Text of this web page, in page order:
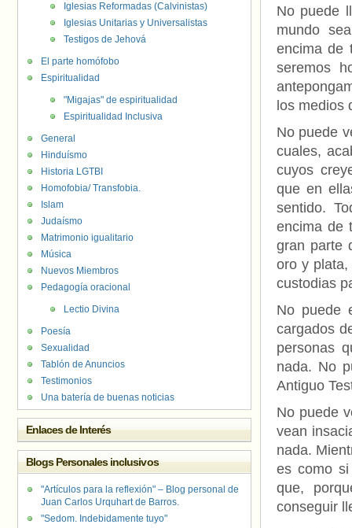
No puede
mundo
encima de
seremos
los medios
No puede
cuales,
cuyos
que en
sentido.
encima de
gran parte
oro y plata,
custodias
No puede
cargados
personas
nada. No
Antiguo
No puede
vean
nada.
es como
que,
conseguir
Iglesias Reformadas (Calvinistas)
Iglesias Unitarias y Universalistas
Testigos de Jehová
El parte homófobo
Espiritualidad
"Migajas" de espiritualidad
Espiritualidad Inclusiva
General
Hinduísmo
Historia LGTBI
Homofobia/ Transfobia.
Islam
Judaísmo
Matrimonio igualitario
Música
Nuevos Miembros
Pedagogía oracional
Lectio Divina
Poesía
Sexualidad
Tablón de Anuncios
Testimonios
Una batería de buenas noticias
Enlaces de Interés
Blogs Personales inclusivos
"Artículos para la reflexión" – Blog personal de
Juan Carlos Urquhart de Barros.
"Sedom. Indebidamente tuyo"